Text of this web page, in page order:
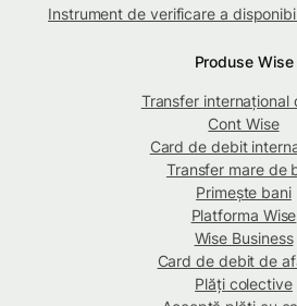
Instrument de verificare a
Produse Wise
Transfer internațional
Cont Wise
Card de debit
Transfer mare de
Primește bani
Platforma Wise
Wise Business
Card de debit de
Plăți colective